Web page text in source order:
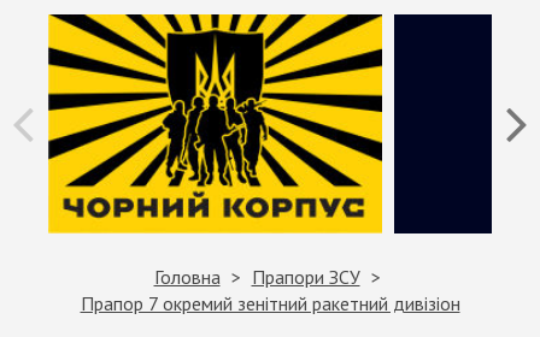
Головна
Прапори ЗСУ
Прапор 7 окремий зенітний ракетний дивізіон